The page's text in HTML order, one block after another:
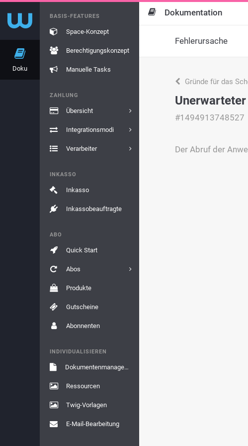
Doku
BASIS-FEATURES
Space-Konzept
Berechtigungskonzept
Manuelle Tasks
ZAHLUNG
Übersicht
Integrationsmodi
Verarbeiter
INKASSO
Inkasso
Inkassobeauftragte
ABO
Quick Start
Abos
Produkte
Gutscheine
Abonnenten
INDIVIDUALISIEREN
Dokumentenmanagement
Ressourcen
Twig-Vorlagen
E-Mail-Bearbeitung
Dokumentation
Fehlerursache
Gründe für das
#1494913748527
Der Abruf der